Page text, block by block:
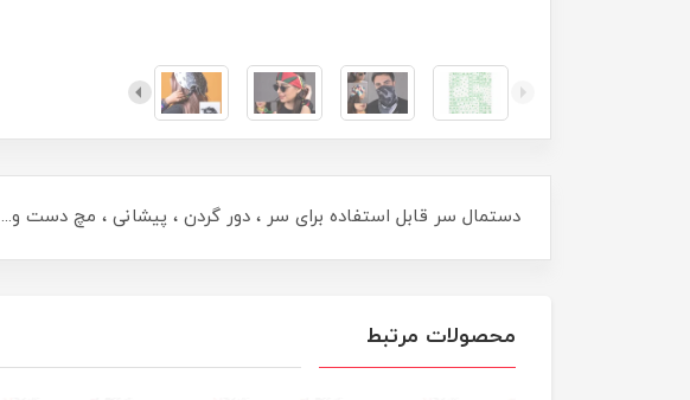
دستمال سر قابل استفاده برای سر ، دور گردن ، پیشانی ، مچ دست و...
محصولات مرتبط